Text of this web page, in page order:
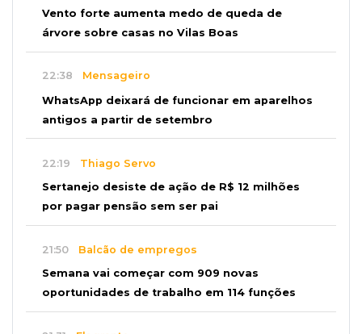
Vento forte aumenta medo de queda de
árvore sobre casas no Vilas Boas
22:38 Mensageiro
WhatsApp deixará de funcionar em aparelhos
antigos a partir de setembro
22:19 Thiago Servo
Sertanejo desiste de ação de R$ 12 milhões
por pagar pensão sem ser pai
21:50 Balcão de empregos
Semana vai começar com 909 novas
oportunidades de trabalho em 114 funções